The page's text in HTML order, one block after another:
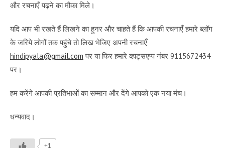
और रचनाएँ पढ़ने का मौका मिले।
यदि आप भी रखते हैं लिखने का हुनर और चाहते हैं कि आपकी रचनाएँ हमारे ब्लॉग
के जरिये लोगों तक पहुंचे तो लिख भेजिए अपनी रचनाएँ
hindipyala@gmail.com पर या फिर हमारे व्हाट्सएप्प नंबर 9115672434
पर।
हम करेंगे आपकी प्रतिभाओं का सम्मान और देंगे आपको एक नया मंच।
धन्यवाद।
+1